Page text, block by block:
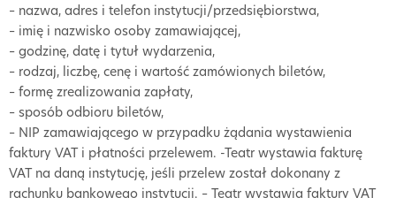
– nazwa, adres i telefon instytucji/przedsiębiorstwa,
– imię i nazwisko osoby zamawiającej,
– godzinę, datę i tytuł wydarzenia,
– rodzaj, liczbę, cenę i wartość zamówionych biletów,
– formę zrealizowania zapłaty,
– sposób odbioru biletów,
– NIP zamawiającego w przypadku żądania wystawienia
faktury VAT i płatności przelewem. -Teatr wystawia fakturę
VAT na daną instytucję, jeśli przelew został dokonany z
rachunku bankowego instytucji. – Teatr wystawia faktury VAT